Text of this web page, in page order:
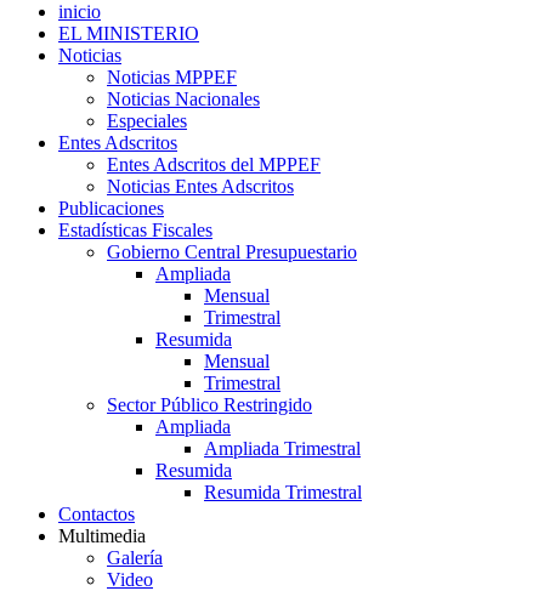
inicio
EL MINISTERIO
Noticias
Noticias MPPEF
Noticias Nacionales
Especiales
Entes Adscritos
Entes Adscritos del MPPEF
Noticias Entes Adscritos
Publicaciones
Estadísticas Fiscales
Gobierno Central Presupuestario
Ampliada
Mensual
Trimestral
Resumida
Mensual
Trimestral
Sector Público Restringido
Ampliada
Ampliada Trimestral
Resumida
Resumida Trimestral
Contactos
Multimedia
Galería
Video